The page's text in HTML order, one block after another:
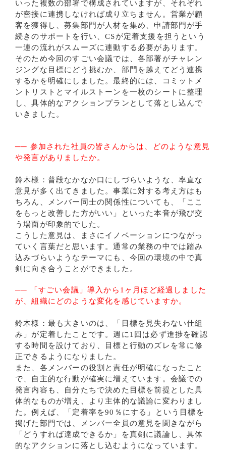
いった複数の部署で構成されていますが、それぞれ
が密接に連携しなければ成り立ちません。営業が顧
客を獲得し、募集部門が人材を集め、申請部門が手
続きのサポートを行い、CSが定着支援を担うという
一連の流れがスムーズに連動する必要があります。
そのため今回のすごい会議では、各部署がチャレン
ジングな目標にどう挑むか、部門を越えてどう連携
するかを明確にしました。最終的には、コミットメ
ントリストとマイルストーンを一枚のシートに整理
し、具体的なアクションプランとして落とし込んで
いきました。
── 参加された社員の皆さんからは、どのような意見
や発言がありましたか。
鈴木様：普段なかなか口にしづらいような、率直な
意見が多く出てきました。事業に対する考え方はも
ちろん、メンバー同士の関係性についても、「ここ
をもっと改善した方がいい」といった本音が飛び交
う場面が印象的でした。
こうした意見は、まさにイノベーションにつながっ
ていく言葉だと思います。通常の業務の中では踏み
込みづらいようなテーマにも、今回の環境の中で真
剣に向き合うことができました。
── 「すごい会議」導入から1ヶ月ほど経過しました
が、組織にどのような変化を感じていますか。
鈴木様：最も大きいのは、「目標を見失わない仕組
み」が定着したことです。週に1回は必ず進捗を確認
する時間を設けており、目標と行動のズレを常に修
正できるようになりました。
また、各メンバーの役割と責任が明確になったこと
で、自主的な行動が確実に増えています。会議での
発言内容も、自分たちで決めた目標を前提とした具
体的なものが増え、より主体的な議論に変わりまし
た。例えば、「定着率を90％にする」という目標を
掲げた部門では、メンバー全員の意見を聞きながら
「どうすれば達成できるか」を真剣に議論し、具体
的なアクションに落とし込むようになっています。